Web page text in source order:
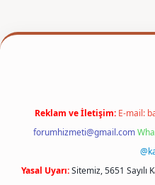
Reklam ve İletişim: E-mail:
forumhizmeti@gmail.com
Yasal Uyarı:Sitemiz, 5651